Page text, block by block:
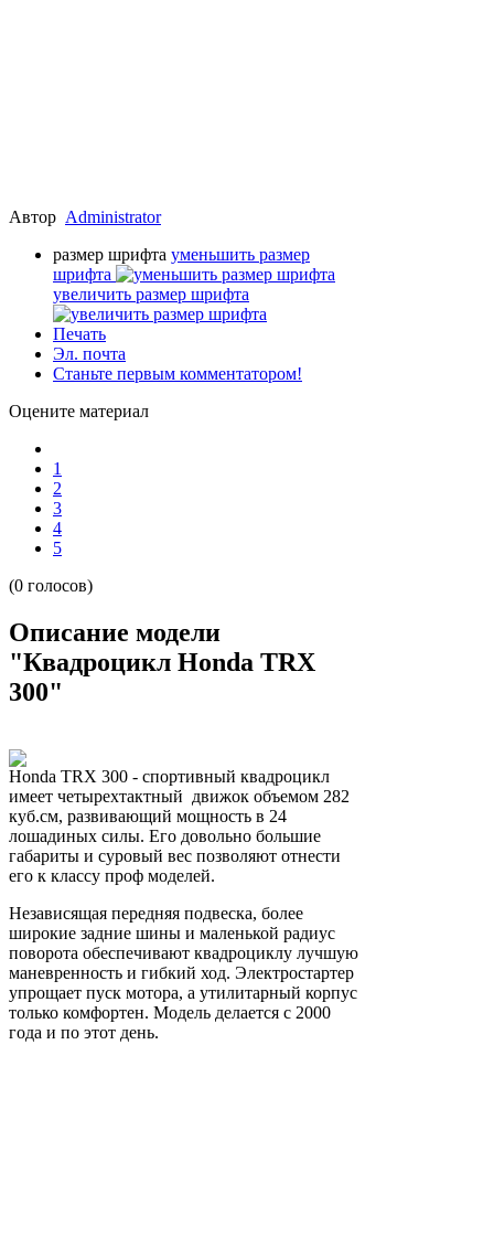
Автор Administrator
размер шрифта уменьшить размер
шрифта
увеличить размер шрифта
Печать
Эл. почта
Станьте первым комментатором!
Оцените материал
1
2
3
4
5
(0 голосов)
Описание модели
"Квадроцикл Honda TRX
300"
Honda TRX 300 - спортивный квадроцикл
имеет четырехтактный движок объемом 282
куб.см, развивающий мощность в 24
лошадиных силы. Его довольно большие
габариты и суровый вес позволяют отнести
его к классу проф моделей.
Независящая передняя подвеска, более
широкие задние шины и маленькой радиус
поворота обеспечивают квадроциклу лучшую
маневренность и гибкий ход. Электростартер
упрощает пуск мотора, а утилитарный корпус
только комфортен. Модель делается с 2000
года и по этот день.